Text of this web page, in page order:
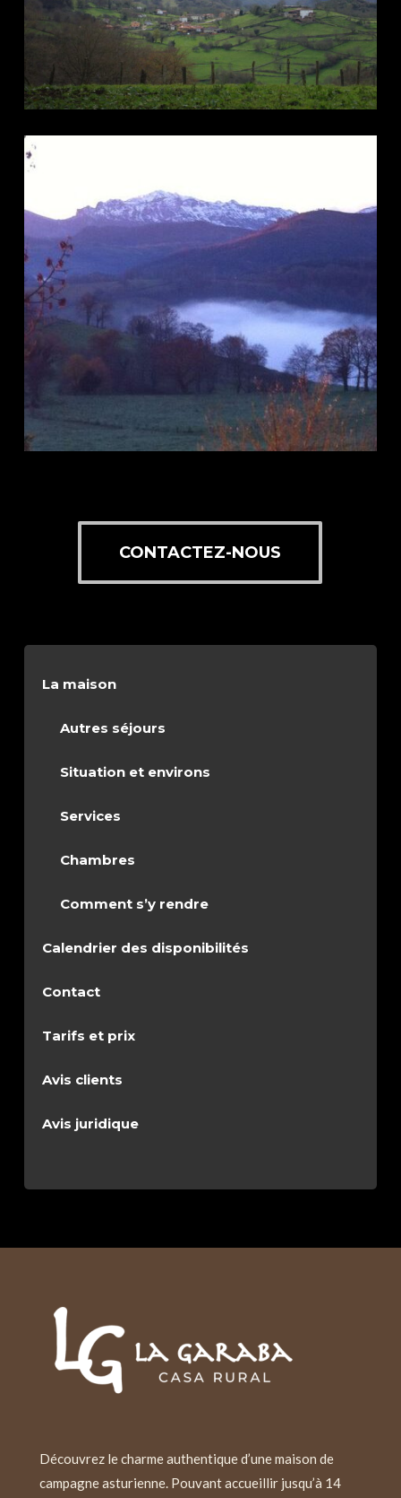
CONTACTEZ-NOUS
La maison
Autres séjours
Situation et environs
Services
Chambres
Comment s’y rendre
Calendrier des disponibilités
Contact
Tarifs et prix
Avis clients
Avis juridique
Découvrez le charme authentique d’une maison de
campagne asturienne. Pouvant accueillir jusqu’à 14